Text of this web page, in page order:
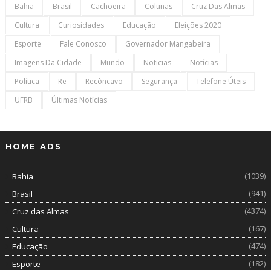
Bahia Brasil Cachoeira Colunas
Cruz Das Almas
Cultura
Curiosidades Educação
Eleições 2020
Esporte
Fale Conosco
Governador Mangabeira
Imagens Da Cidade
Mundo Noticias
Notícias
Política
Re Recôncavo Segurança
Telefone Úteis
UFRB
Últimas Notícias
HOME ADS
Bahia
(1039)
Brasil
(941)
Cruz das Almas
(4374)
Cultura
(167)
Educação
(474)
Esporte
(182)